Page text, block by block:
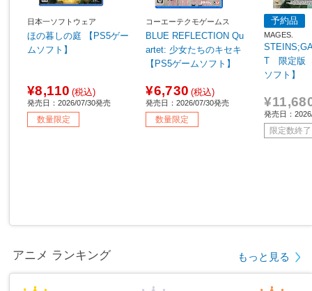
日本一ソフトウェア
ほの暮しの庭 【PS5ゲー
ムソフト】
¥8,110 (税込)
発売日：2026/07/30発売
数量限定
コーエーテクモゲームス
BLUE REFLECTION Qu
artet: 少女たちのキセキ
【PS5ゲームソフト】
¥6,730 (税込)
発売日：2026/07/30発売
数量限定
予約品
MAGES.
T 限定版
ソフト】
発売日：
限定数終了
アニメ ランキング もっと見る